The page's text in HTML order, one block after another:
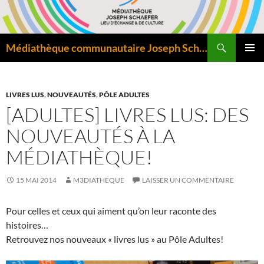
Aller
au
contenu
Médiathèque communautaire Joseph Schaefer de Bitche – Pôle départemental de lecture publique
LIVRES LUS,NOUVEAUTÉS,PÔLE ADULTES
[ADULTES] LIVRES LUS: DES
NOUVEAUTÉS À LA
MÉDIATHÈQUE!
15 MAI 2014 M3DIATHEQUE LAISSER UN COMMENTAIRE
Pour celles et ceux qui aiment qu’on leur raconte des
histoires…
Retrouvez nos nouveaux « livres lus » au Pôle Adultes!